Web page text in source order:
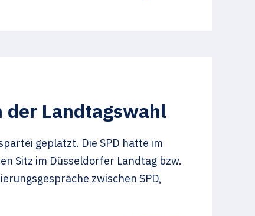
der Landtagswahl
geplatzt. Die SPD hatte im
Sitz im Düsseldorfer Landtag bzw.
zwischen SPD,